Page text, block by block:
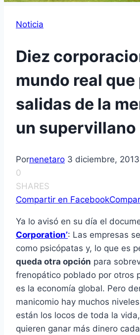
Noticia
Diez
mundo real que
salidas de la
un supervillano
Pornenetaro 3 diciembre, 2013
0
SHARES
Compartir en Facebook
Ya lo avisó en su día el
Corporation’: Las empresas
como psicópatas y, lo que es
queda otra opción para
frenopático poblado por otros
es la economía global. Pero
manicomio hay muchos
están los locos de toda la
quieren ganar más dinero